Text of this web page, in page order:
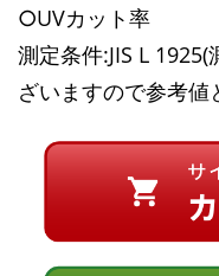
○UVカット率
測定条件:JIS L
ざいますので参考